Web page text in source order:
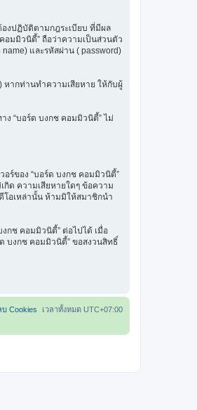
องปฏิบัติตามกฎระเบียบ ที่มีผล
อมมิวนิตี้” ถือว่าความเป็นส่วนตัว
และรหัสผ่าน ( password)
หากท่านทำความเสียหาย ให้กับผู้
ง “บอร์ด บงกช คอมมิวนิตี้” ไม่
อร์ของ “บอร์ด บงกช คอมมิวนิตี้”
ด ความเสียหายใดๆ ข้อความ
โอเหล่านั้น ห้ามมิให้สมาชิกนำ
กช คอมมิวนิตี้” ต่อไปได้ เมื่อ
บงกช คอมมิวนิตี้” ขอสงวนสิทธิ์
เวลาทั้งหมด UTC+07:00
บ Cookies